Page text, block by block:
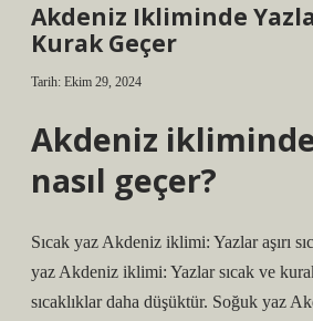
Akdeniz Ikliminde
Kurak Geçer
Tarih: Ekim 29, 2024
Akdeniz
nasıl geçer?
Sıcak yaz Akdeniz iklimi: Yazlar aşırı
yaz Akdeniz iklimi: Yazlar sıcak ve
sıcaklıklar daha düşüktür. Soğuk yaz